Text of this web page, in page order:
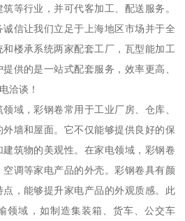
等行业，并可代客加工、配送服务。
信让我们立足于上海地区市场并于全
楼承系统两家配套工厂，瓦型能加工
供的是一站式配套服务，效率更高、
洽谈！
域，彩钢卷常用于工业厂房、仓库、
墙和屋面。它不仅能够提供良好的保
筑物的美观性。在家电领域，彩钢卷
调等家电产品的外壳。彩钢卷具有颜
，能够提升家电产品的外观质感。此
领域，如制造集装箱、货车、公交车